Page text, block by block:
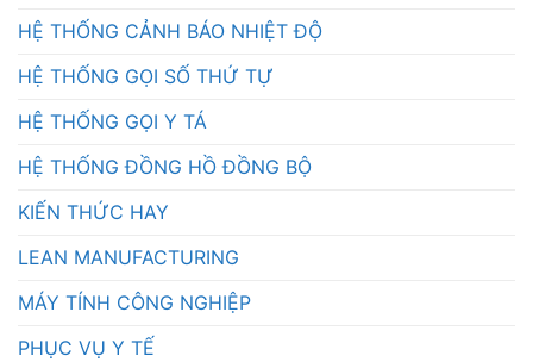
HỆ THỐNG CẢNH BÁO NHIỆT ĐỘ
HỆ THỐNG GỌI SỐ THỨ TỰ
HỆ THỐNG GỌI Y TÁ
HỆ THỐNG ĐỒNG HỒ ĐỒNG BỘ
KIẾN THỨC HAY
LEAN MANUFACTURING
MÁY TÍNH CÔNG NGHIỆP
PHỤC VỤ Y TẾ